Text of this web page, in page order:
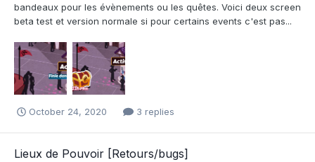
bandeaux pour les évènements ou les quêtes. Voici deux screen
beta test et version normale si pour certains events c'est pas...
October 24, 2020 3 replies
Lieux de Pouvoir [Retours/bugs]